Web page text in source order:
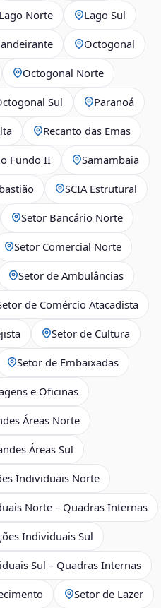
Lago Norte Lago Sul
Octogonal
Octogonal Norte
Sul Paranoá
Recanto das Emas
Fundo II Samambaia
SCIA Estrutural
Setor Bancário Norte
Setor Comercial Norte
Setor de Ambulâncias
de Comércio Atacadista
Setor de Cultura
Setor de Embaixadas
e Oficinas
Áreas Norte
Áreas Sul
Individuais Norte
Norte – Quadras Internas
Individuais Sul
Sul – Quadras Internas
Setor de Lazer